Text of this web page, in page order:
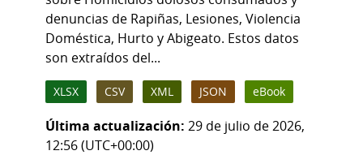
denuncias de Rapiñas, Lesiones, Violencia
Doméstica, Hurto y Abigeato. Estos datos
son extraídos del...
XLSX CSV XML JSON eBook
Última actualización: 29 de julio de 2026,
12:56 (UTC+00:00)